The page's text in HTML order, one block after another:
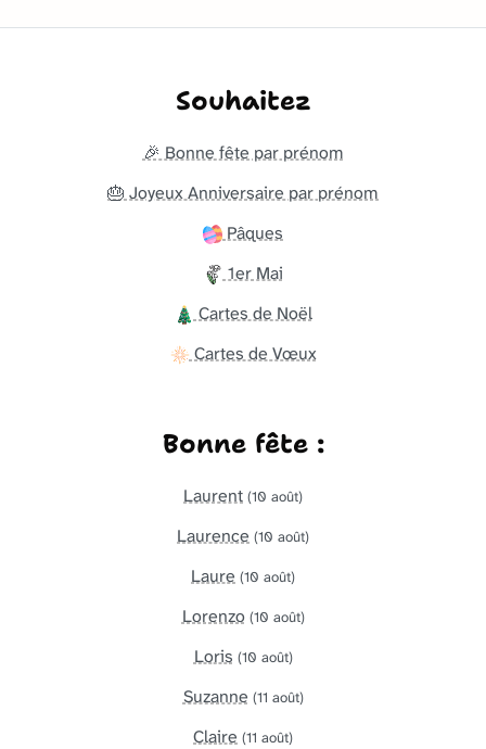
Souhaitez
🎉 Bonne fête par prénom
🎂 Joyeux Anniversaire par prénom
Pâques
1er Mai
Cartes de Noël
Cartes de Vœux
Bonne fête :
Laurent (10 août)
Laurence (10 août)
Laure (10 août)
Lorenzo (10 août)
Loris (10 août)
Suzanne (11 août)
Claire (11 août)